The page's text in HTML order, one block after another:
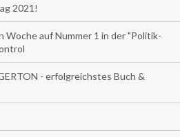
2021!
auf Nummer 1 in der "Politik-
- erfolgreichstes Buch &